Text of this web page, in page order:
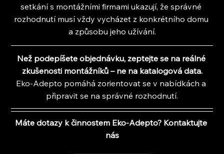
setkání s montážními firmami ukazují, že správné
rozhodnutí musí vždy vycházet z konkrétního domu
a způsobu jeho užívání.
Než podepíšete objednávku, zeptejte se na reálné
zkušenosti montážníků – ne na katalogová data.
Eko-Adepto pomáhá zorientovat se v nabídkách a
připravit se na správné rozhodnutí.
Máte dotazy k činnostem Eko-Adepto? Kontaktujte
nás